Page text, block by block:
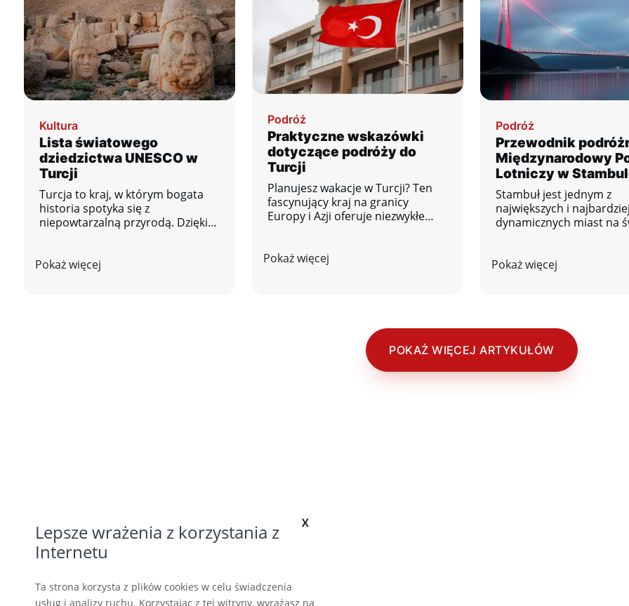
Kultura
Lista światowego
dziedzictwa UNESCO w
Turcji
Turcja to kraj, w którym bogata
historia spotyka się z
niepowtarzalną przyrodą. Dzięki
może poszczycić się wieloma
Pokaż więcej
Podróż
Praktyczne wskazówki
dotyczące podróży do
Turcji
Planujesz wakacje w Turcji? Ten
fascynujący kraj na granicy
Europy i Azji oferuje niezwykłe
Aby mieć pewność, że w pełni
których zdecydowanie nie możesz
Pokaż więcej
Podróż
Przewodnik
Międzynarodowy
Lotniczy w
Stambuł jest jednym z
największych i najbardziej
dynamicznych miast na
ważny węzeł
komfortu i doskonałą
Niezależnie od tego, czy
jest Twoim celem
tylko punktem
Pokaż więcej
POKAŻ WIĘCEJ ARTYKUŁÓW
x
Lepsze wrażenia z korzystania z
Internetu
Ta strona korzysta z plików cookies w celu świadczenia
usług i analizy ruchu. Korzystając z tej witryny, wyrażasz na